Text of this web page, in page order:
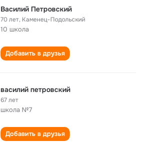
Василий Петровский
70 лет, Каменец-Подольский
10 школа
Добавить в друзья
василий петровский
67 лет
школа №7
Добавить в друзья